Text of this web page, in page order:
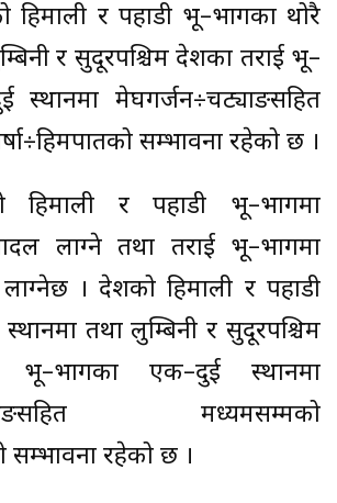
हिमाली र पहाडी भू–भागका थोरै
र सुदूरपश्चिम प्रदेशका तराई भू–
स्थानमा मेघगर्जन÷चट्याङसहित
सम्भावना रहेको छ ।
हिमाली र पहाडी भू–भागमा
लाग्ने तथा तराई भू–भागमा
। देशको हिमाली र पहाडी
तथा लुम्बिनी र सुदूरपश्चिम
भू–भागका एक–दुई स्थानमा
मध्यमसम्मको
सम्भावना रहेको छ ।